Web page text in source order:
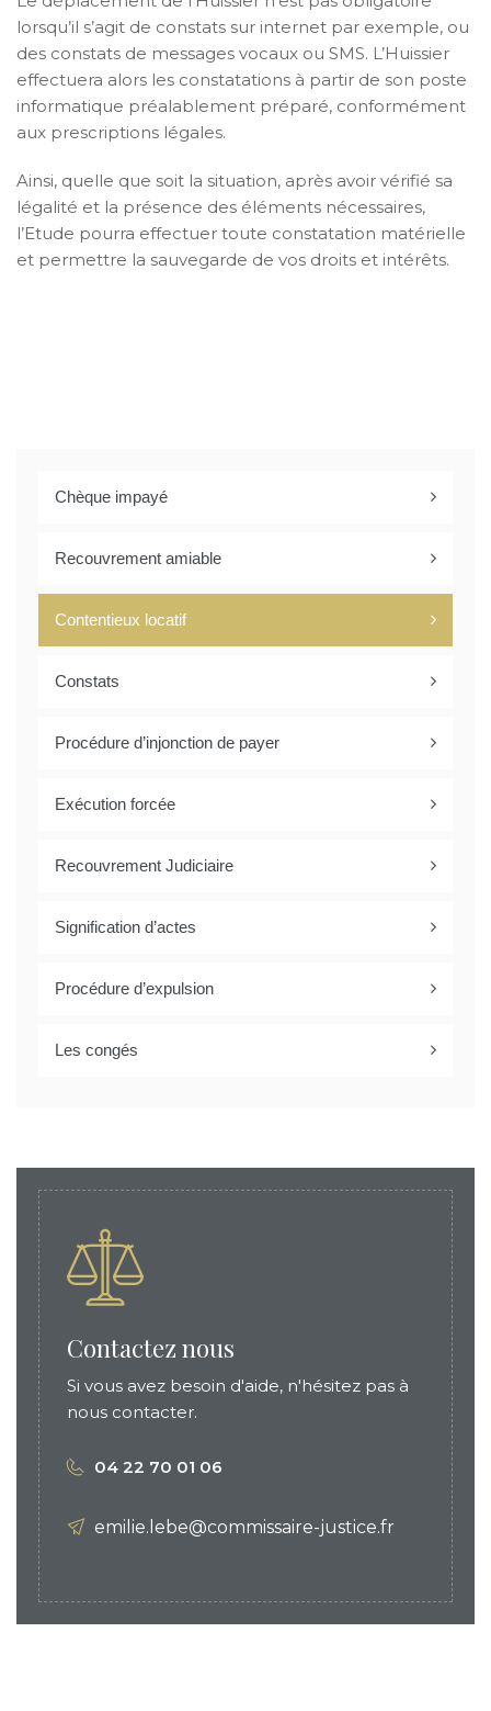
lorsqu’il s’agit de constats sur internet par exemple, ou
des constats de messages vocaux ou SMS. L’Huissier
effectuera alors les constatations à partir de son poste
informatique préalablement préparé, conformément
aux prescriptions légales.
Ainsi, quelle que soit la situation, après avoir vérifié sa
légalité et la présence des éléments nécessaires,
l’Etude pourra effectuer toute constatation matérielle
et permettre la sauvegarde de vos droits et intérêts.
Chèque impayé
Recouvrement amiable
Contentieux locatif
Constats
Procédure d’injonction de payer
Exécution forcée
Recouvrement Judiciaire
Signification d’actes
Procédure d’expulsion
Les congés
Contactez nous
Si vous avez besoin d'aide, n'hésitez pas à
nous contacter.
04 22 70 01 06
emilie.lebe@commissaire-justice.fr